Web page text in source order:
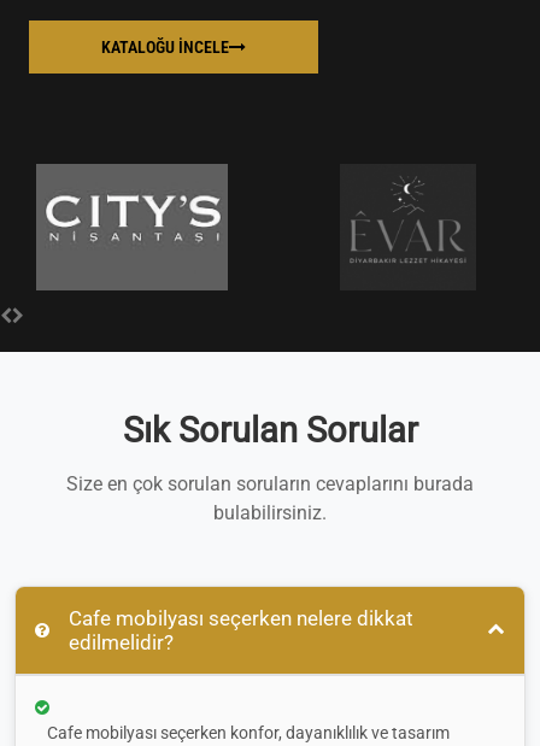
KATALOĞU İNCELE
Sık Sorulan Sorular
Size en çok sorulan soruların cevaplarını burada
bulabilirsiniz.
Cafe mobilyası seçerken nelere dikkat
edilmelidir?
Cafe mobilyası seçerken konfor, dayanıklılık ve tasarım